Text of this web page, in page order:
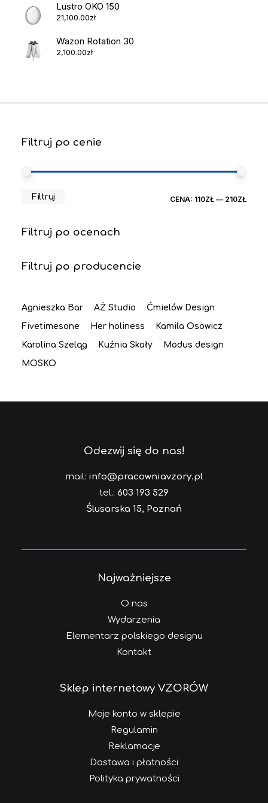
Lustro OKO 150
21,100.00zł
Wazon Rotation 30
2,100.00zł
Filtruj po cenie
Filtruj CENA: 110ZŁ — 210ZŁ
Filtruj po ocenach
Filtruj po producencie
Agnieszka Bar AŻ Studio Ćmielów Design
Fivetimesone Her holiness Kamila Osowicz
Karolina Szeląg Kuźnia Skały Modus design
MOSKO
Odezwij się do nas!
mail: info@pracowniavzory.pl
tel.: 603 193 529
Ślusarska 15, Poznań
Najważniejsze
O nas
Wydarzenia
Elementarz polskiego designu
Kontakt
Sklep internetowy VZORÓW
Moje konto w sklepie
Regulamin
Reklamacje
Dostawa i płatności
Polityka prywatności